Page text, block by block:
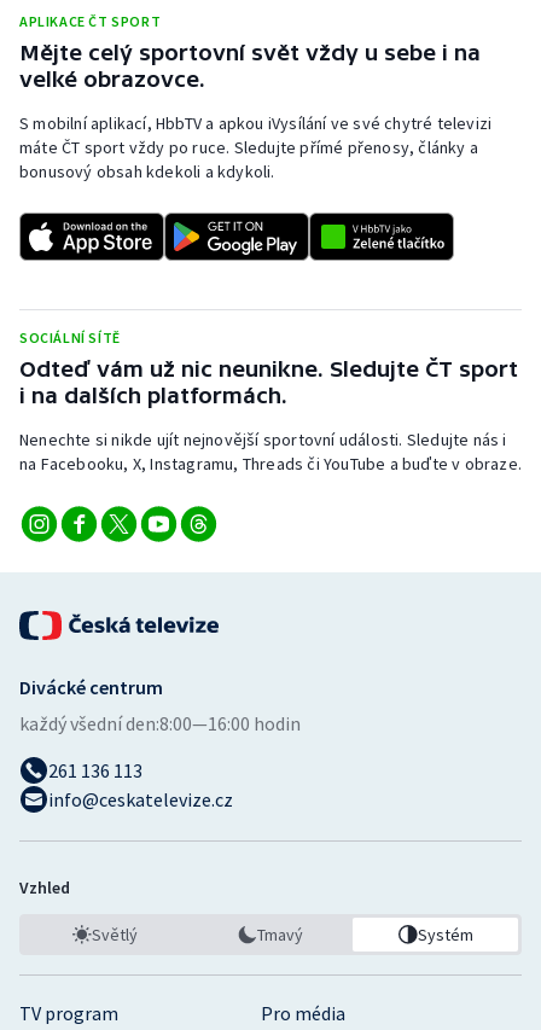
APLIKACE ČT SPORT
Mějte celý sportovní svět vždy u sebe i na
velké obrazovce.
S mobilní aplikací, HbbTV a apkou iVysílání ve své chytré televizi
máte ČT sport vždy po ruce. Sledujte přímé přenosy, články a
bonusový obsah kdekoli a kdykoli.
SOCIÁLNÍ SÍTĚ
Odteď vám už nic neunikne. Sledujte ČT sport
i na dalších platformách.
Nenechte si nikde ujít nejnovější sportovní události. Sledujte nás i
na Facebooku, X, Instagramu, Threads či YouTube a buďte v obraze.
TV program
Pro média
Divácké centrum
každý všední den:8:00—16:00 hodin
261 136 113
info@ceskatelevize.cz
Vzhled
Světlý Tmavý Systém